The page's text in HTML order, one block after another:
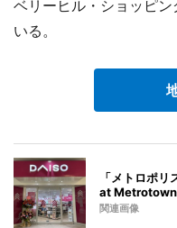
ベリーヒル・ショッピ
いる。
「メトロポ
at Metrotown
関連画像